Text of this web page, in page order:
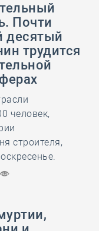
Почти
десятый
трудится
человек,
строителя,